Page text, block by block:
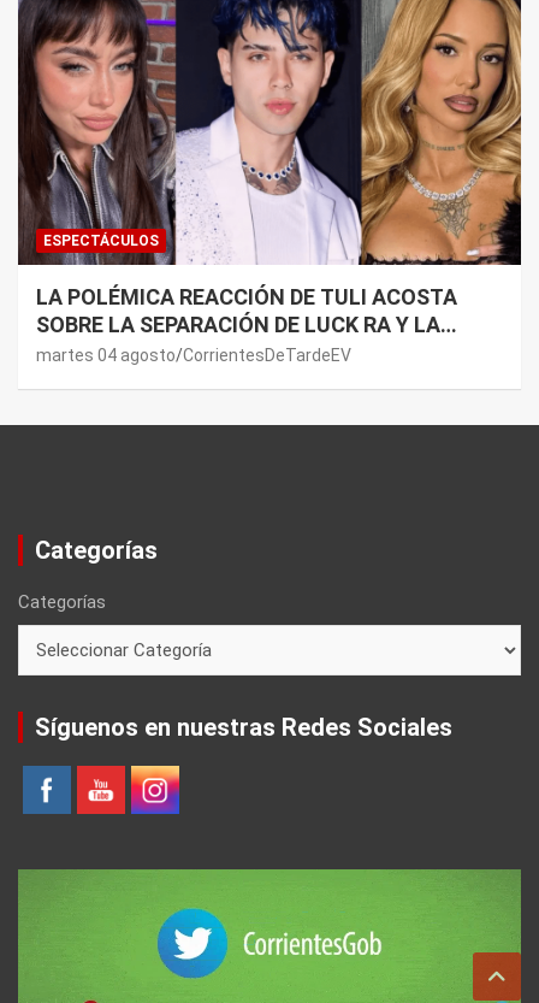
ESPECTÁCULOS
LA POLÉMICA REACCIÓN DE TULI ACOSTA
SOBRE LA SEPARACIÓN DE LUCK RA Y LA
JOAQUI: “¿MI VERDAD?”
martes 04 agosto CorrientesDeTardeEV
Categorías
Categorías
Síguenos en nuestras Redes Sociales